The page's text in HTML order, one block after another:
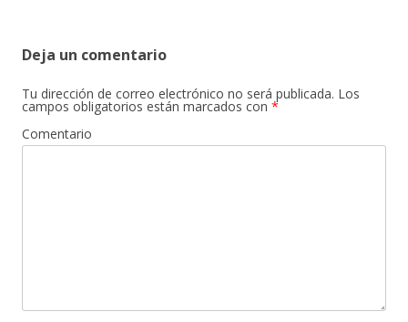
Deja un comentario
Tu dirección de correo electrónico no será publicada. Los
campos obligatorios están marcados con *
Comentario